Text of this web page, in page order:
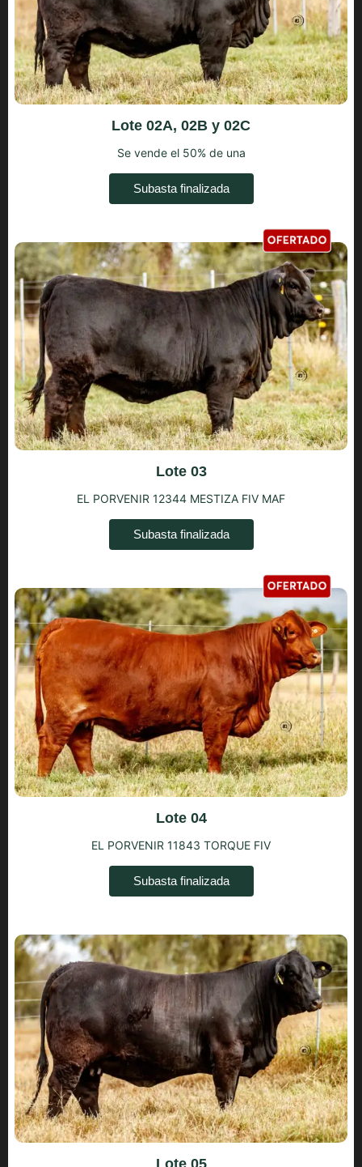
Lote 02A, 02B y 02C
Se vende el 50% de una
Subasta finalizada
Lote 03
EL PORVENIR 12344 MESTIZA FIV MAF
Subasta finalizada
Lote 04
EL PORVENIR 11843 TORQUE FIV
Subasta finalizada
Lote 05